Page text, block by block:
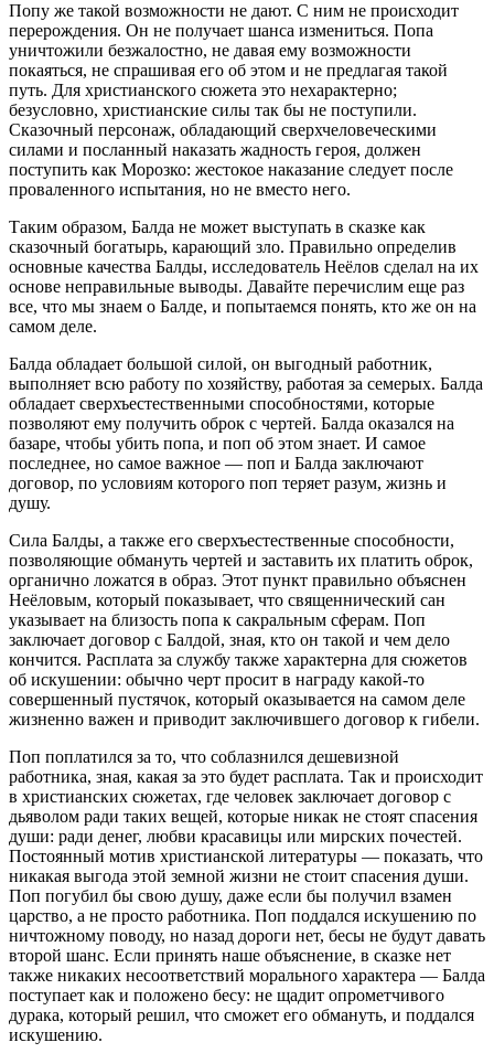
Попу же такой возможности не дают. С ним не происходит
перерождения. Он не получает шанса измениться. Попа
уничтожили безжалостно, не давая ему возможности
покаяться, не спрашивая его об этом и не предлагая такой
путь. Для христианского сюжета это нехарактерно;
безусловно, христианские силы так бы не поступили.
Сказочный персонаж, обладающий сверхчеловеческими
силами и посланный наказать жадность героя, должен
поступить как Морозко: жестокое наказание следует после
проваленного испытания, но не вместо него.
Таким образом, Балда не может выступать в сказке как
сказочный богатырь, карающий зло. Правильно определив
основные качества Балды, исследователь Неёлов сделал на их
основе неправильные выводы. Давайте перечислим еще раз
все, что мы знаем о Балде, и попытаемся понять, кто же он на
самом деле.
Балда обладает большой силой, он выгодный работник,
выполняет всю работу по хозяйству, работая за семерых. Балда
обладает сверхъестественными способностями, которые
позволяют ему получить оброк с чертей. Балда оказался на
базаре, чтобы убить попа, и поп об этом знает. И самое
последнее, но самое важное — поп и Балда заключают
договор, по условиям которого поп теряет разум, жизнь и
душу.
Сила Балды, а также его сверхъестественные способности,
позволяющие обмануть чертей и заставить их платить оброк,
органично ложатся в образ. Этот пункт правильно объяснен
Неёловым, который показывает, что священнический сан
указывает на близость попа к сакральным сферам. Поп
заключает договор с Балдой, зная, кто он такой и чем дело
кончится. Расплата за службу также характерна для сюжетов
об искушении: обычно черт просит в награду какой-то
совершенный пустячок, который оказывается на самом деле
жизненно важен и приводит заключившего договор к гибели.
Поп поплатился за то, что соблазнился дешевизной
работника, зная, какая за это будет расплата. Так и происходит
в христианских сюжетах, где человек заключает договор с
дьяволом ради таких вещей, которые никак не стоят спасения
души: ради денег, любви красавицы или мирских почестей.
Постоянный мотив христианской литературы — показать, что
никакая выгода этой земной жизни не стоит спасения души.
Поп погубил бы свою душу, даже если бы получил взамен
царство, а не просто работника. Поп поддался искушению по
ничтожному поводу, но назад дороги нет, бесы не будут давать
второй шанс. Если принять наше объяснение, в сказке нет
также никаких несоответствий морального характера — Балда
поступает как и положено бесу: не щадит опрометчивого
дурака, который решил, что сможет его обмануть, и поддался
искушению.